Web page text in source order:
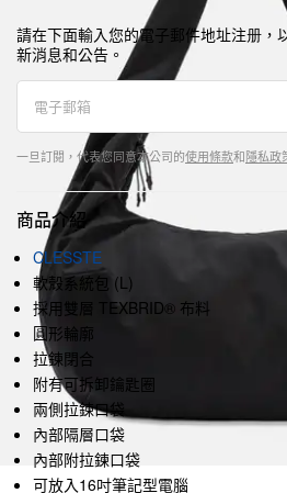
請在下面輸入您的電子郵件地址注册，
新消息和公告。
一旦訂閱，代表您同意本公司的使用條款和隱私政
商品介紹
CLESSTE
軟殼系統包 (L)
採用雙層 TEXBRID® 布料
圓形輪廓
拉鍊閉合
附有可拆卸鑰匙圈
兩側拉鍊口袋
內部隔層口袋
內部附拉鍊口袋
可放入16吋筆記型電腦